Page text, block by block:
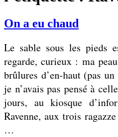
On a eu chaud
Le sable sous les pieds
regarde, curieux : ma
brûlures d’en-haut (pas
je n’avais pas pensé à
jours, au kiosque
Ravenne, aux trois
…